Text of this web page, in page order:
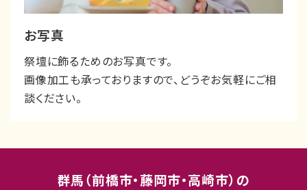
お写真
祭壇に飾るためのお写真です。
画像加工も承っておりますので、どうぞお気軽にご相
談ください。
群馬（前橋市・藤岡市・高崎市）の